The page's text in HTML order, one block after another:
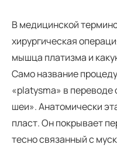
В медицинской
хирургическая
мышца платизма и
Само название
«platysma» в
шеи». Анатомически
пласт. Он покрывает
тесно связанный с